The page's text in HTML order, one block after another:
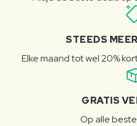
STEEDS
Elke maand tot wel 20%
GRATIS
Op alle